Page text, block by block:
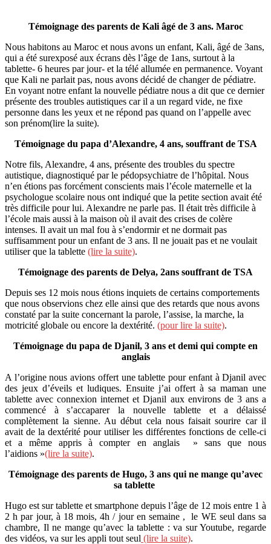
Témoignage des parents de Kali âgé de 3 ans. Maroc
Nous habitons au Maroc et nous avons un enfant, Kali, âgé de 3ans,
qui a été surexposé aux écrans dès l’âge de 1ans, surtout à la
tablette- 6 heures par jour- et la télé allumée en permanence. Voyant
que Kali ne parlait pas, nous avons décidé de changer de pédiatre.
En voyant notre enfant la nouvelle pédiatre nous a dit que ce dernier
présente des troubles autistiques car il a un regard vide, ne fixe
personne dans les yeux et ne répond pas quand on l’appelle avec
son prénom(lire la suite).
Témoignage du papa d’Alexandre, 4 ans, souffrant de TSA
Notre fils, Alexandre, 4 ans, présente des troubles du spectre
autistique, diagnostiqué par le pédopsychiatre de l’hôpital. Nous
n’en étions pas forcément conscients mais l’école maternelle et la
psychologue scolaire nous ont indiqué que la petite section avait été
très difficile pour lui. Alexandre ne parle pas. Il était très difficile à
l’école mais aussi à la maison où il avait des crises de colère
intenses. Il avait un mal fou à s’endormir et ne dormait pas
suffisamment pour un enfant de 3 ans. Il ne jouait pas et ne voulait
utiliser que la tablette (lire la suite).
Témoignage des parents de Delya, 2ans souffrant de TSA
Depuis ses 12 mois nous étions inquiets de certains comportements
que nous observions chez elle ainsi que des retards que nous avons
constaté par la suite concernant la parole, l’assise, la marche, la
motricité globale ou encore la dextérité. (pour lire la suite).
Témoignage du papa de Djanil, 3 ans et demi qui compte en
anglais
A l’origine nous avions offert une tablette pour enfant à Djanil avec
des jeux d’éveils et ludiques. Ensuite j’ai offert à sa maman une
tablette avec connexion internet et Djanil aux environs de 3 ans a
commencé à s’accaparer la nouvelle tablette et a délaissé
complètement la sienne. Au début cela nous faisait sourire car il
avait de la dextérité pour utiliser les différentes fonctions de celle-ci
et a même appris à compter en anglais » sans que nous
l’aidions »(lire la suite).
Témoignage des parents de Hugo, 3 ans qui ne mange qu’avec
sa tablette
Hugo est sur tablette et smartphone depuis l’âge de 12 mois entre 1 à
2 h par jour, à 18 mois, 4h / jour en semaine , le WE seul dans sa
chambre, Il ne mange qu’avec la tablette : va sur Youtube, regarde
des vidéos, va sur les appli tout seul (lire la suite).